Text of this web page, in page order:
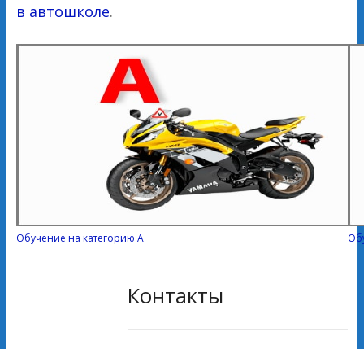
в автошколе.
Обучение на категорию А
Контакты